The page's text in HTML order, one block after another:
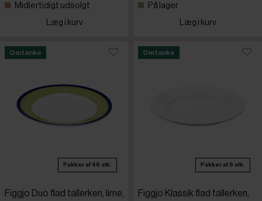
Midlertidigt udsolgt
Læg i kurv
På lager
Læg i kurv
Omtanke
Pakker af 48 stk.
Figgjo Duo flad tallerken, lime,
Omtanke
Pakker af 6 stk.
Figgjo Klassik flad tallerken,